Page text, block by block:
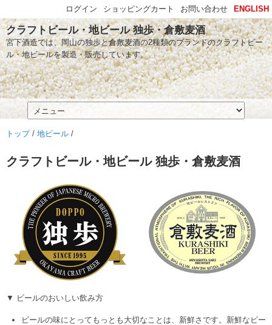
クラフトビール・地ビール 独歩・倉敷麦酒
宮下酒造では、岡山の独歩と倉敷麦酒の2種類のブランドのクラフトビー
ル・地ビールを製造・販売しています。
トップ/ 地ビール /
クラフトビール・地ビール 独歩・倉敷麦酒
▼ ビールのおいしい飲み方
ビールの味にとってもっとも大切なことは、新鮮さです。新鮮なビー
ENGLISH
お問い合わせ
ショッピングカート
ログイン